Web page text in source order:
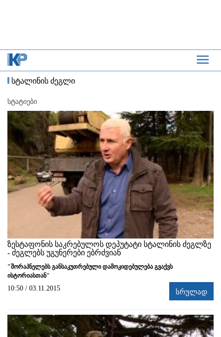
სტალინის ძეგლი
სტატიები
ზესტაფონის საკრებულოს დეპუტატი სტალინის ძეგლზე
- ძეგლებს უგუნერები ებრძვიან
"შორაპნელებს განსაკუთრებული დამოკიდებულება გვაქვს
ისტორიასთან"
10:50 / 03.11.2015 სრულად